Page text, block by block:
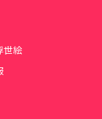
世絵